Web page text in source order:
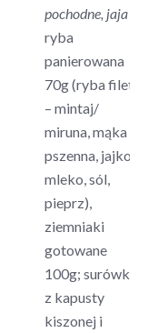
pochodne, jaja
ryba
panierowana
70g (ryba filet
– mintaj/
miruna, mąka
pszenna, jajko,
mleko, sól,
pieprz),
ziemniaki
gotowane
100g; surówka
z kapusty
kiszonej i